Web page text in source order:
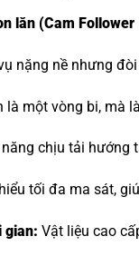
lăn (Cam Follower
nặng nề nhưng
là một vòng bi, mà
năng chịu tải hướng
tối đa ma sát,
gian: Vật liệu cao